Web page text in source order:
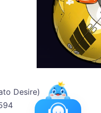
Desire)